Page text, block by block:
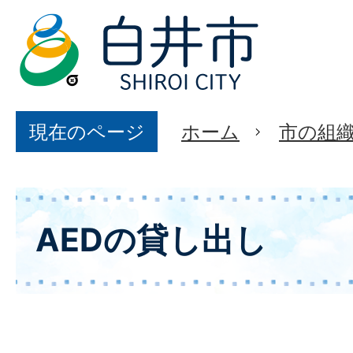
現在のページ ホーム 市の組
AEDの貸し出し